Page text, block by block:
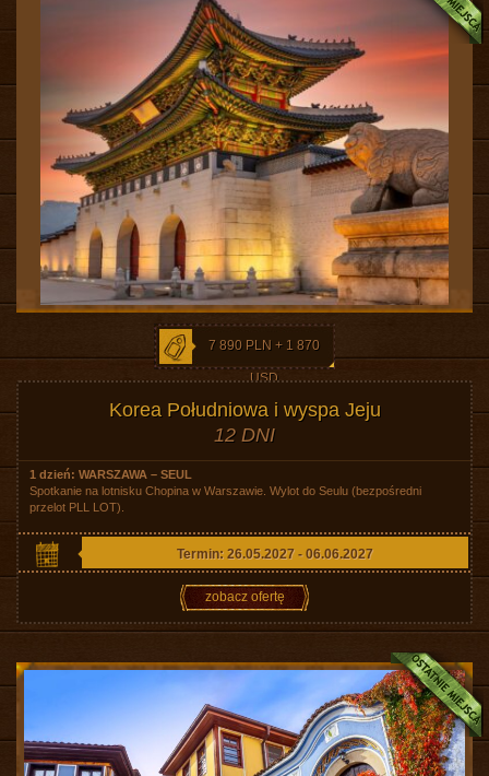
7 890 PLN + 1 870
USD
Korea Południowa i wyspa Jeju
12 DNI
1 dzień: WARSZAWA – SEUL
Spotkanie na lotnisku Chopina w Warszawie. Wylot do Seulu (bezpośredni
przelot PLL LOT).
Termin: 26.05.2027 - 06.06.2027
zobacz ofertę